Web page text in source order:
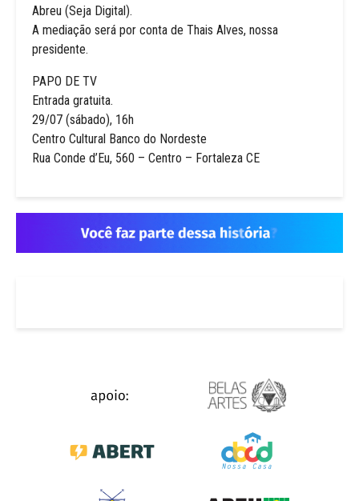
Abreu (Seja Digital).
A mediação será por conta de Thais Alves, nossa
presidente.
PAPO DE TV
Entrada gratuita.
29/07 (sábado), 16h
Centro Cultural Banco do Nordeste
Rua Conde d’Eu, 560 – Centro – Fortaleza CE